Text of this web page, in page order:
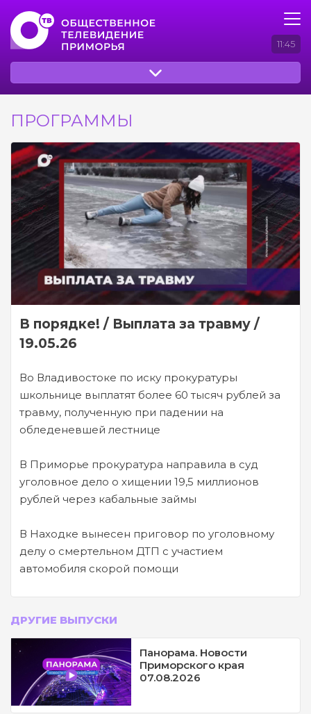
11:45
ПРОГРАММЫ
В порядке! / Выплата за травму /
19.05.26
Во Владивостоке по иску прокуратуры
школьнице выплатят более 60 тысяч рублей за
травму, полученную при падении на
обледеневшей лестнице
В Приморье прокуратура направила в суд
уголовное дело о хищении 19,5 миллионов
рублей через кабальные займы
В Находке вынесен приговор по уголовному
делу о смертельном ДТП с участием
автомобиля скорой помощи
ДРУГИЕ ВЫПУСКИ
Панорама. Новости
Приморского края
07.08.2026